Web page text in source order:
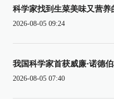
科学家找到生菜美味又营养
2026-08-05 09:24
我国科学家首获威廉·诺德
2026-08-05 07:40